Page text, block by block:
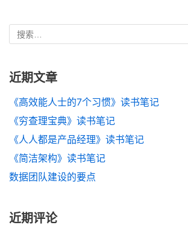
近期文章
《高效能人士的7个习惯》读书笔记
《穷查理宝典》读书笔记
《人人都是产品经理》读书笔记
《简洁架构》读书笔记
数据团队建设的要点
近期评论